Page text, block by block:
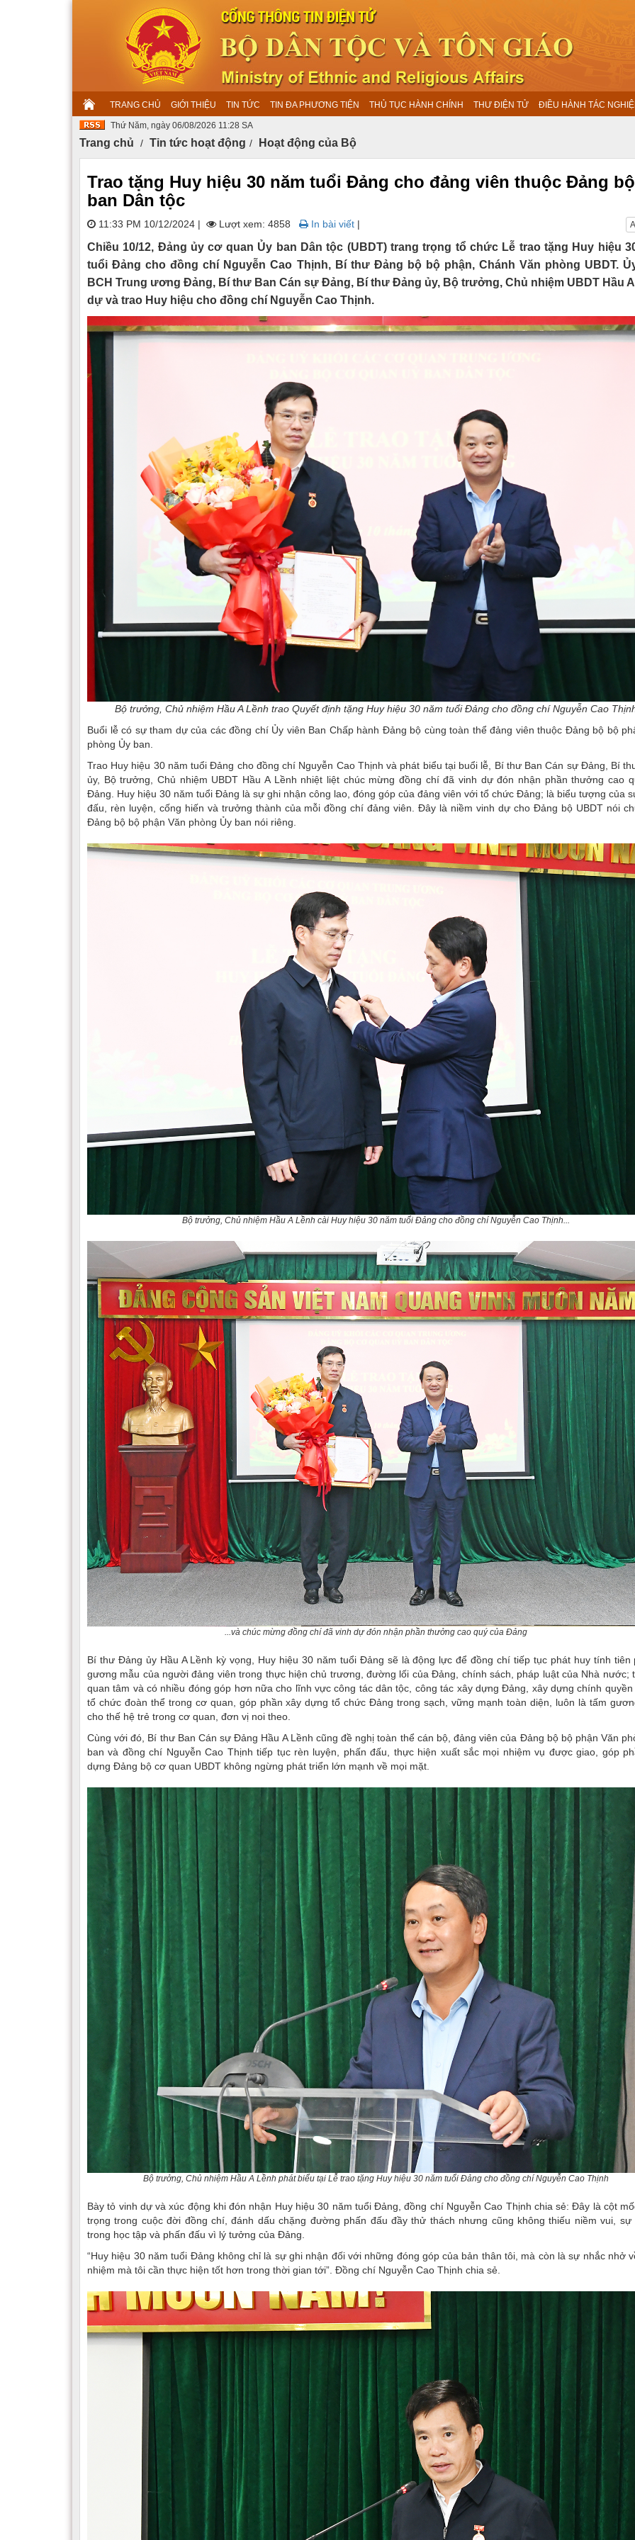
TRANG CHỦ GIỚI THIỆU TIN TỨC TIN ĐA PHƯƠNG TIỆN THỦ TỤC HÀNH CHÍNH THƯ ĐIỆN TỬ ĐIỀU HÀNH TÁC
Thứ Năm, ngày 06/08/2026 11:28 SA
Trang chủ Tin tức hoạt động Hoạt động của Bộ
Trao tặng Huy hiệu 30 năm tuổi Đảng cho đảng viên thuộc Đảng
ban Dân tộc
11:33 PM 10/12/2024 | Lượt xem: 4858 In bài viết |
Chiều 10/12, Đảng ủy cơ quan Ủy ban Dân tộc (UBDT) trang trọng tổ chức Lễ trao tặng Huy hiệu
tuổi Đảng cho đồng chí Nguyễn Cao Thịnh, Bí thư Đảng bộ bộ phận, Chánh Văn phòng UBDT.
BCH Trung ương Đảng, Bí thư Ban Cán sự Đảng, Bí thư Đảng ủy, Bộ trưởng, Chủ nhiệm UBDT Hầu
dự và trao Huy hiệu cho đồng chí Nguyễn Cao Thịnh.
Bộ trưởng, Chủ nhiệm Hầu A Lềnh trao Quyết định tặng Huy hiệu 30 năm tuổi Đảng cho đồng chí Nguyễn Cao
Buổi lễ có sự tham dự của các đồng chí Ủy viên Ban Chấp hành Đảng bộ cùng toàn thể đảng viên thuộc Đảng bộ bộ
phòng Ủy ban.
Trao Huy hiệu 30 năm tuổi Đảng cho đồng chí Nguyễn Cao Thịnh và phát biểu tại buổi lễ, Bí thư Ban Cán sự Đảng, Bí
ủy, Bộ trưởng, Chủ nhiệm UBDT Hầu A Lềnh nhiệt liệt chúc mừng đồng chí đã vinh dự đón nhận phần thưởng cao
Đảng. Huy hiệu 30 năm tuổi Đảng là sự ghi nhận công lao, đóng góp của đảng viên với tổ chức Đảng; là biểu tượng của
đấu, rèn luyện, cống hiến và trưởng thành của mỗi đồng chí đảng viên. Đây là niềm vinh dự cho Đảng bộ UBDT nói
Đảng bộ bộ phận Văn phòng Ủy ban nói riêng.
Bộ trưởng, Chủ nhiệm Hầu A Lềnh cài Huy hiệu 30 năm tuổi Đảng cho đồng chí Nguyễn Cao Thịnh...
...và chúc mừng đồng chí đã vinh dự đón nhận phần thưởng cao quý của Đảng
Bí thư Đảng ủy Hầu A Lềnh kỳ vọng, Huy hiệu 30 năm tuổi Đảng sẽ là động lực để đồng chí tiếp tục phát huy tính tiên
gương mẫu của người đảng viên trong thực hiện chủ trương, đường lối của Đảng, chính sách, pháp luật của Nhà nước;
quan tâm và có nhiều đóng góp hơn nữa cho lĩnh vực công tác dân tộc, công tác xây dựng Đảng, xây dựng chính quyền
tổ chức đoàn thể trong cơ quan, góp phần xây dựng tổ chức Đảng trong sạch, vững mạnh toàn diện, luôn là tấm
cho thế hệ trẻ trong cơ quan, đơn vị noi theo.
Cùng với đó, Bí thư Ban Cán sự Đảng Hầu A Lềnh cũng đề nghị toàn thể cán bộ, đảng viên của Đảng bộ bộ phận Văn
ban và đồng chí Nguyễn Cao Thịnh tiếp tục rèn luyện, phấn đấu, thực hiện xuất sắc mọi nhiệm vụ được giao, góp
dựng Đảng bộ cơ quan UBDT không ngừng phát triển lớn mạnh về mọi mặt.
Bộ trưởng, Chủ nhiệm Hầu A Lềnh phát biểu tại Lễ trao tặng Huy hiệu 30 năm tuổi Đảng cho đồng chí Nguyễn Cao Thịnh
Bày tỏ vinh dự và xúc động khi đón nhận Huy hiệu 30 năm tuổi Đảng, đồng chí Nguyễn Cao Thịnh chia sẻ: Đây là cột
trọng trong cuộc đời đồng chí, đánh dấu chặng đường phấn đấu đầy thử thách nhưng cũng không thiếu niềm vui, sự
trong học tập và phấn đấu vì lý tưởng của Đảng.
“Huy hiệu 30 năm tuổi Đảng không chỉ là sự ghi nhận đối với những đóng góp của bản thân tôi, mà còn là sự nhắc nhở
nhiệm mà tôi cần thực hiện tốt hơn trong thời gian tới”. Đồng chí Nguyễn Cao Thịnh chia sẻ.